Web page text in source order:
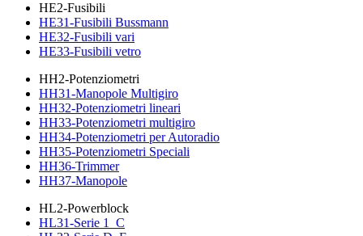
HE2-Fusibili
HE31-Fusibili Bussmann
HE32-Fusibili vari
HE33-Fusibili vetro
HH2-Potenziometri
HH31-Manopole Multigiro
HH32-Potenziometri lineari
HH33-Potenziometri multigiro
HH34-Potenziometri per Autoradio
HH35-Potenziometri Speciali
HH36-Trimmer
HH37-Manopole
HL2-Powerblock
HL31-Serie 1_C